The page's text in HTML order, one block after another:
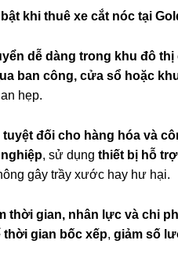
khi thuê xe cắt nóc tại
dễ dàng trong khu đô thị
ban công, cửa sổ hoặc
hẹp.
tuyệt đối cho hàng hóa và
, sử dụng thiết bị hỗ
gây trầy xước hay hư hại.
thời gian, nhân lực và chi
thời gian bốc xếp, giảm số